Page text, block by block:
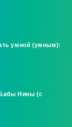
умной (умным):
Нины (с